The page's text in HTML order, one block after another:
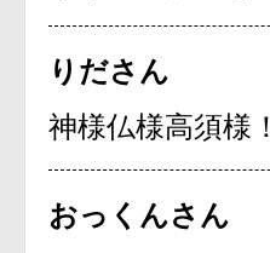
りださん
神様仏様高須様！
おっくんさん